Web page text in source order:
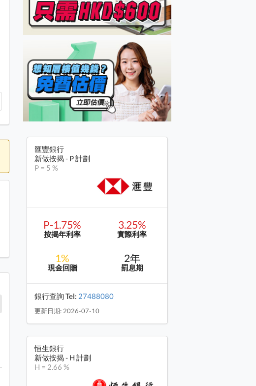
匯豐銀行
新做按揭 - P 計劃
P = 5 %
P-1.75%
按揭年利率
3.25%
實際利率
1%
現金回贈
2年
罰息期
銀行查詢 Tel: 27488080
更新日期: 2026-07-10
恒生銀行
新做按揭 - H 計劃
H = 2.66 %